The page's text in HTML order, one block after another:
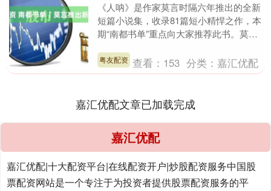
《人呐》是作家莫言时隔六年推出的全新
短篇小说集，收录81篇短小精悍之作，本
期“南都书单”重点向大家推荐此书。莫言
理说尽，留给....
粤友配资 查看： 153 分类：嘉汇优配
嘉汇优配文章已加载完成
嘉汇优配
嘉汇优配|十大配资平台|在线配资开户|炒股配资服务中国股
票配资网站是一个专注于为投资者提供股票配资服务的平